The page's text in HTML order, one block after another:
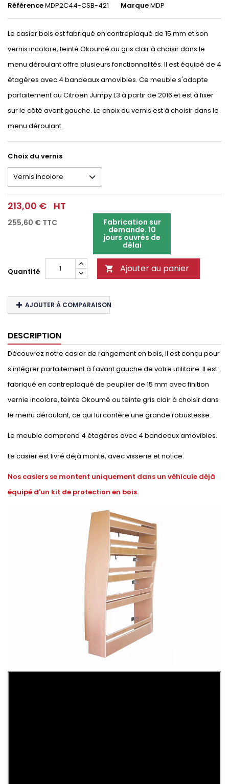
RéférenceMDP2C44-CSB-421 MarqueMDP
Le casier bois est fabriqué en contreplaqué de 15 mm et son
vernis incolore, teinté Okoumé ou gris clair à choisir dans le
menu déroulant offre plusieurs fonctionnalités. Il est équipé de 4
étagères avec 4 bandeaux amovibles. Ce meuble s'adapte
parfaitement au Citroën Jumpy L3 à partir de 2016 et est à fixer
sur le côté avant gauche. Le choix du vernis est à choisir dans le
menu déroulant.
Choix du vernis
213,00 € HT
255,60 € TTC Fabrication sur
demande. 10
jours ouvrés de
délai
Quantité  Ajouter au panier
AJOUTER À COMPARAISON
DESCRIPTION
Découvrez notre casier de rangement en bois, il est conçu pour
s'intégrer parfaitement à l'avant gauche de votre utilitaire. Il est
fabriqué en contreplaqué de peuplier de 15 mm avec finition
vernie incolore, teinte Okoumé ou teinte gris clair à choisir dans
le menu déroulant, ce qui lui confère une grande robustesse.
Le meuble comprend 4 étagères avec 4 bandeaux amovibles.
Le casier est livré déjà monté, avec visserie et notice.
Nos casiers se montent uniquement dans un véhicule déjà
équipé d'un kit de protection en bois.